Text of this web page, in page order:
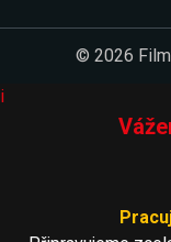
© 2026
i